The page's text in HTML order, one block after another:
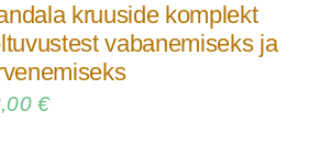
kruuside komplekt
vabanemiseks ja
€